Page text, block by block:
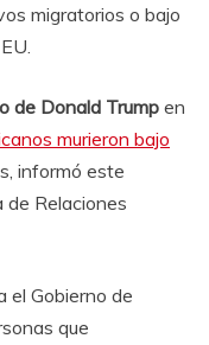
migratorios o bajo
de Donald Trump en
murieron bajo
informó este
de Relaciones
el Gobierno de
que